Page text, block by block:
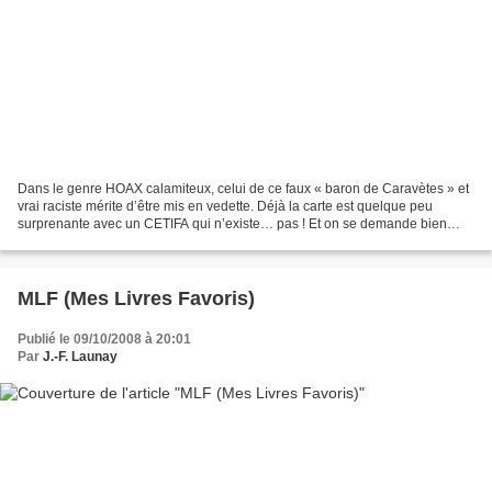
Dans le genre HOAX calamiteux, celui de ce faux « baron de Caravètes » et
vrai raciste mérite d’être mis en vedette. Déjà la carte est quelque peu
surprenante avec un CETIFA qui n’existe… pas ! Et on se demande bien
MLF (Mes Livres Favoris)
Publié le 09/10/2008 à 20:01
Par J.-F. Launay